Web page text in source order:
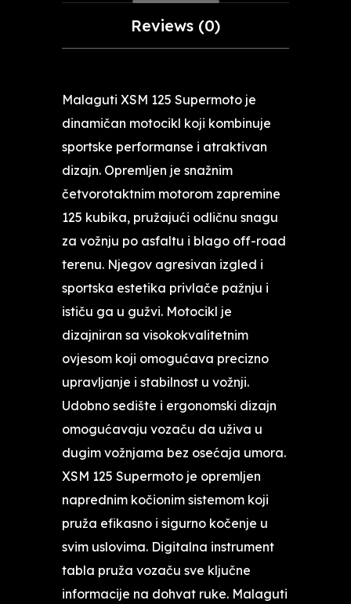
Reviews (0)
Malaguti XSM 125 Supermoto je
dinamičan motocikl koji kombinuje
sportske performanse i atraktivan
dizajn. Opremljen je snažnim
četvorotaktnim motorom zapremine
125 kubika, pružajući odličnu snagu
za vožnju po asfaltu i blago off-road
terenu. Njegov agresivan izgled i
sportska estetika privlače pažnju i
ističu ga u gužvi. Motocikl je
dizajniran sa visokokvalitetnim
ovjesom koji omogućava precizno
upravljanje i stabilnost u vožnji.
Udobno sedište i ergonomski dizajn
omogućavaju vozaču da uživa u
dugim vožnjama bez osećaja umora.
XSM 125 Supermoto je opremljen
naprednim kočionim sistemom koji
pruža efikasno i sigurno kočenje u
svim uslovima. Digitalna instrument
tabla pruža vozaču sve ključne
informacije na dohvat ruke. Malaguti